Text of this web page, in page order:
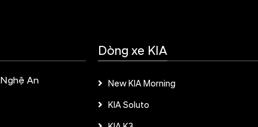
An
Dòng xe KIA
New KIA Morning
KIA Soluto